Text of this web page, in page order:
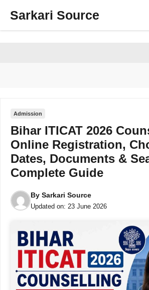
Sarkari Source
Admission
Bihar ITICAT 2026
Online Registration,
Dates, Documents &
Complete Guide
By Sarkari Source
Updated on: 23 June 2026